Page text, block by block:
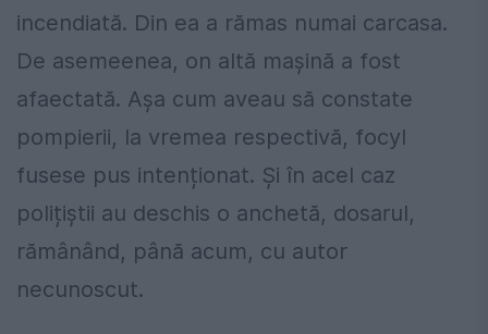
incendiată. Din ea a rămas numai carcasa.
De asemeenea, on altă mașină a fost
afaectată. Așa cum aveau să constate
pompierii, la vremea respectivă, focyl
fusese pus intenționat. Și în acel caz
polițiștii au deschis o anchetă, dosarul,
rămânând, până acum, cu autor
necunoscut.